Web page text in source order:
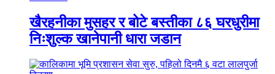
खैरहनीका मुसहर र बोटे बस्तीका ८६ घरधुरीमा
निःशुल्क खानेपानी धारा जडान